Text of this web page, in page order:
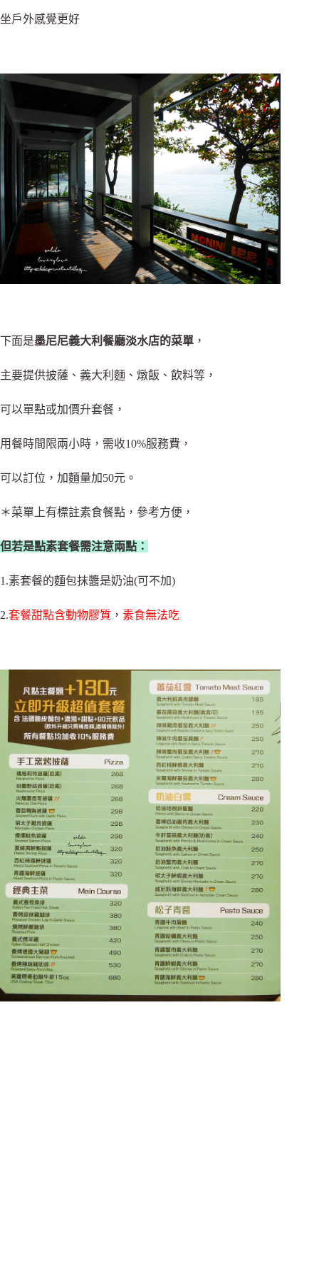
坐戶外感覺更好
下面是墨尼尼義大利餐廳淡水店的菜單 ，
主要提供披薩、義大利麵、燉飯、飲料等，
可以單點或加價升套餐，
用餐時間限兩小時，需收10%服務費，
可以訂位，加麵量加50元。
＊菜單上有標註素食餐點，參考方便，
但若是點素套餐需注意兩點：
1.素套餐的麵包抹醬是奶油(可不加)
2.套餐甜點含動物膠質 ， 素食無法吃